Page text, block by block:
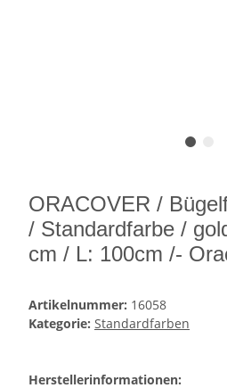
ORACOVER /
/ Standardfarbe /
cm / L: 100cm /-
Artikelnummer: 16058
Kategorie: Standardfarben
Herstellerinformationen: